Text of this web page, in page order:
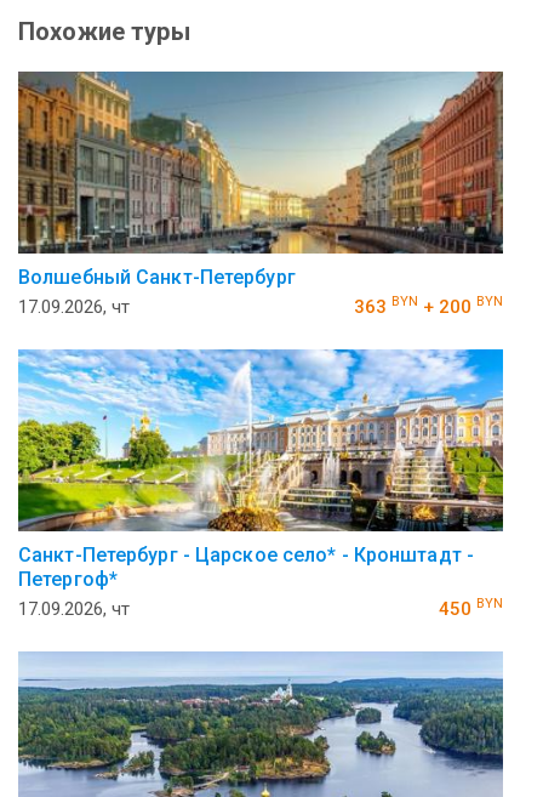
Похожие туры
Волшебный Санкт-Петербург
17.09.2026, чт 363 BYN + 200 BYN
Санкт-Петербург - Царское село* - Кронштадт -
Петергоф*
17.09.2026, чт 450 BYN